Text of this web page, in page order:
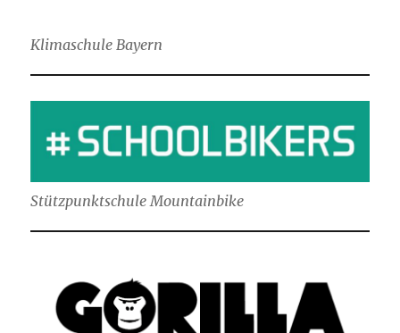
Klimaschule Bayern
Stützpunktschule Mountainbike